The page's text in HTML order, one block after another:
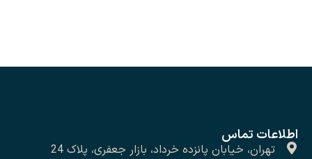
اطلاعات تماس
تهران، خیابان پانزده خرداد، بازار جعفری، پلاک 24